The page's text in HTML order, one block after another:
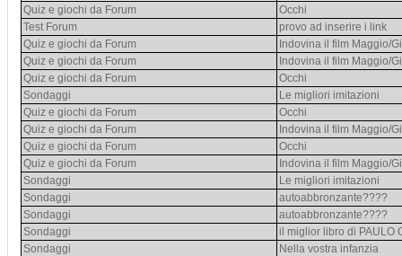
Quiz e giochi da Forum
Occhi
Test Forum
provo ad inserire i link
Quiz e giochi da Forum
Indovina il film Maggio/
Quiz e giochi da Forum
Indovina il film Maggio/
Quiz e giochi da Forum
Occhi
Sondaggi
Le migliori imitazioni
Quiz e giochi da Forum
Occhi
Quiz e giochi da Forum
Indovina il film Maggio/
Quiz e giochi da Forum
Occhi
Quiz e giochi da Forum
Indovina il film Maggio/
Sondaggi
Le migliori imitazioni
Sondaggi
autoabbronzante????
Sondaggi
autoabbronzante????
Sondaggi
il miglior libro di PAULO
Sondaggi
Nella vostra infanzia